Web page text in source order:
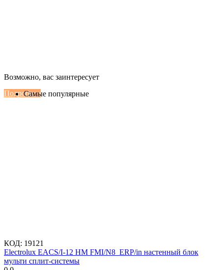
Настенные сплит-системы Haier
Подробнее
Возможно, вас заинтересует
Самые популярные
КОД: 19121
Electrolux EACS/I-12 HM FMI/N8_ERP/in настенный блок
мульти сплит-системы